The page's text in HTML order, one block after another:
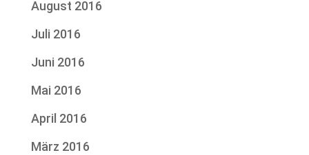
August 2016
Juli 2016
Juni 2016
Mai 2016
April 2016
März 2016